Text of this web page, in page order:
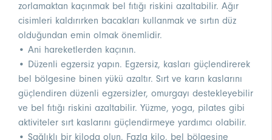
zorlamaktan kaçınmak bel fıtığı riskini azaltabilir. Ağır
cisimleri kaldırırken bacakları kullanmak ve sırtın düz
olduğundan emin olmak önemlidir.
• Ani hareketlerden kaçının.
• Düzenli egzersiz yapın. Egzersiz, kasları güçlendirerek
bel bölgesine binen yükü azaltır. Sırt ve karın kaslarını
güçlendiren düzenli egzersizler, omurgayı destekleyebilir
ve bel fıtığı riskini azaltabilir. Yüzme, yoga, pilates gibi
aktiviteler sırt kaslarını güçlendirmeye yardımcı olabilir.
• Sağlıklı bir kiloda olun. Fazla kilo, bel bölgesine